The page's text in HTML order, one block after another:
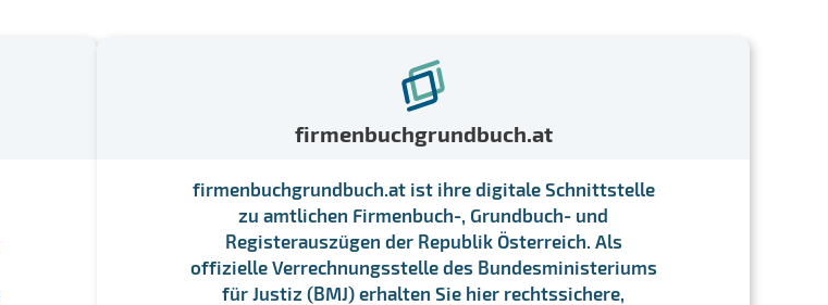
firmenbuchgrundbuch.at
firmenbuchgrundbuch.at ist ihre digitale Schnittstelle
zu amtlichen Firmenbuch-, Grundbuch- und
Registerauszügen der Republik Österreich. Als
offizielle Verrechnungsstelle des Bundesministeriums
für Justiz (BMJ) erhalten Sie hier rechtssichere,